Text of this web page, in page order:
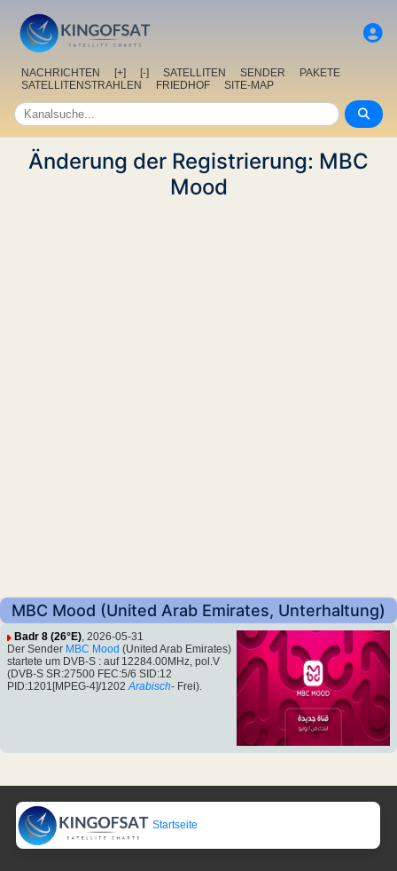
NACHRICHTEN [+] [-] SATELLITEN SENDER
PAKETE
SATELLITENSTRAHLEN
FRIEDHOF SITE-MAP
Änderung der Registrierung: MBC
Mood
MBC Mood (United Arab Emirates, Unterhaltung)
Badr 8 (26°E), 2026-05-31
Der Sender MBC Mood (United Arab Emirates)
startete um DVB-S : auf 12284.00MHz, pol.V
(DVB-S SR:27500 FEC:5/6 SID:12
PID:1201[MPEG-4]/1202 Arabisch- Frei).
Startseite